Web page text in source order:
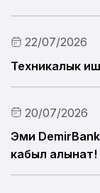
22/07/2026
Техникалык
20/07/2026
Эми
кабыл алынат!